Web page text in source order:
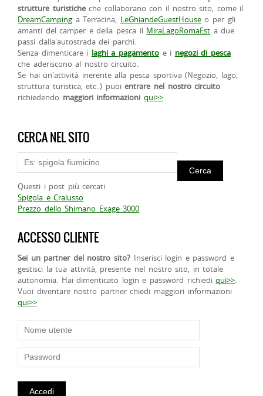
strutture turisticheche collaborano con il nostro sito, come il
DreamCamping a Terracina, LeGhiandeGuestHouseo per gli
amanti del camper e della pesca il MiraLagoRomaEst a due
passi dalla'autostrada dei parchi.
Senza dimenticare i laghi a pagamento e i negozi di pesca
che aderiscono al nostro circuito.
Se hai un'attività inerente alla pesca sportiva (Negozio, lago,
struttura turistica, etc..) puoientrare nel nostro circuito
richiedendo maggiori informazioni qui>>
CERCA NEL SITO
Questi i post più cercati
Spigola e Cralusso
Prezzo dello Shimano Exage 3000
ACCESSO CLIENTE
Sei un partner del nostro sito? Inserisci login e password e
gestisci la tua attività, presente nel nostro sito, in totale
autonomia. Hai dimenticato login e password richiediqui>>.
Vuoi diventare nostro partner chiedi maggiori informazioni
qui>>